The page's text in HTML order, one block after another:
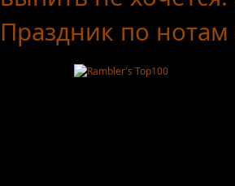
Праздник по нотам